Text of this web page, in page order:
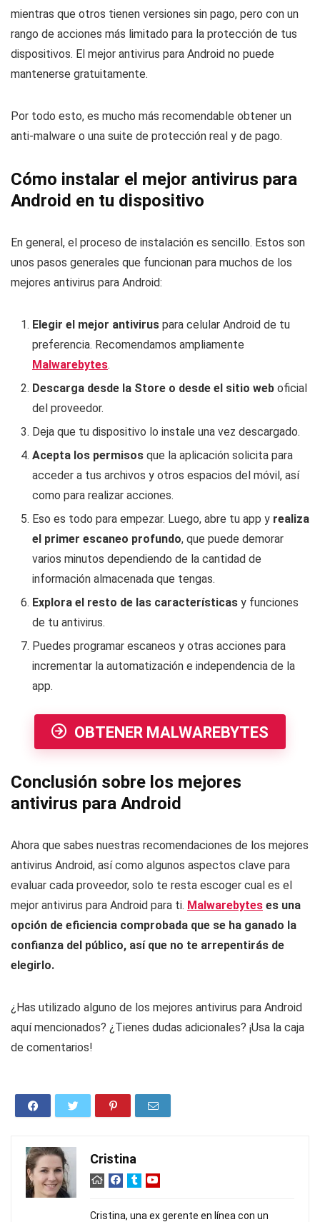
mientras que otros tienen versiones sin pago, pero con un
rango de acciones más limitado para la protección de tus
dispositivos. El mejor antivirus para Android no puede
mantenerse gratuitamente.
Por todo esto, es mucho más recomendable obtener un
anti-malware o una suite de protección real y de pago.
Cómo instalar el mejor antivirus para
Android en tu dispositivo
En general, el proceso de instalación es sencillo. Estos son
unos pasos generales que funcionan para muchos de los
mejores antivirus para Android:
Elegir el mejor antivirus para celular Android de tu
preferencia. Recomendamos ampliamente
Malwarebytes.
Descarga desde la Store o desde el sitio web oficial
del proveedor.
Deja que tu dispositivo lo instale una vez descargado.
Acepta los permisos que la aplicación solicita para
acceder a tus archivos y otros espacios del móvil, así
como para realizar acciones.
Eso es todo para empezar. Luego, abre tu app y realiza
el primer escaneo profundo, que puede demorar
varios minutos dependiendo de la cantidad de
información almacenada que tengas.
Explora el resto de las características y funciones
de tu antivirus.
Puedes programar escaneos y otras acciones para
incrementar la automatización e independencia de la
app.
OBTENER MALWAREBYTES
Conclusión sobre los mejores
antivirus para Android
Ahora que sabes nuestras recomendaciones de los mejores
antivirus Android, así como algunos aspectos clave para
evaluar cada proveedor, solo te resta escoger cual es el
mejor antivirus para Android para ti. Malwarebytes es una
opción de eficiencia comprobada que se ha ganado la
confianza del público, así que no te arrepentirás de
elegirlo.
¿Has utilizado alguno de los mejores antivirus para Android
aquí mencionados? ¿Tienes dudas adicionales? ¡Usa la caja
de comentarios!
Cristina
Cristina, una ex gerente en línea con un